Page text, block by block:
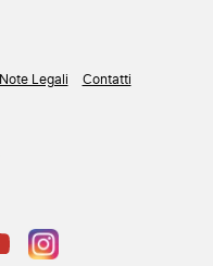
Note Legali Contatti